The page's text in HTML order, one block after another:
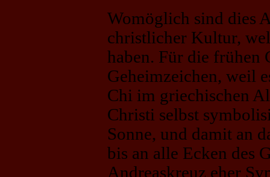
Womöglich sind dies
christlicher Kultur,
haben. Für die frühen
Geheimzeichen, weil
Chi im griechischen
Christi selbst
Sonne, und damit an
bis an alle Ecken des
Andreaskreuz eher